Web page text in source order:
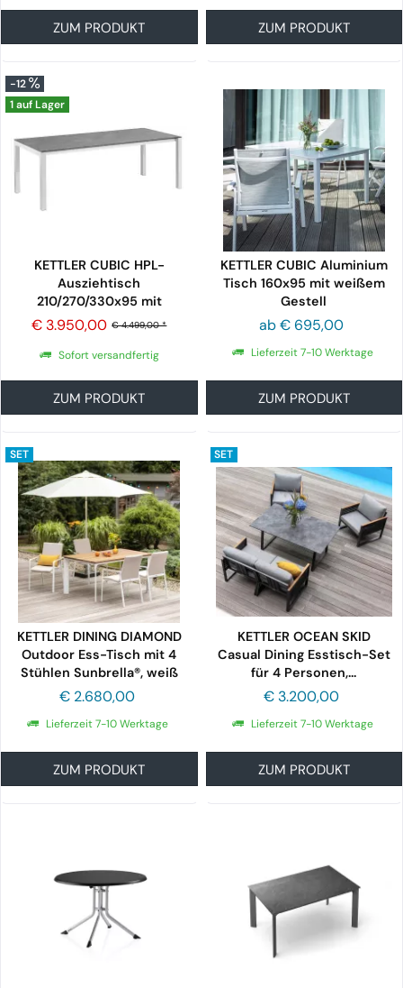
ZUM PRODUKT ZUM PRODUKT
-12
1 auf Lager
KETTLER CUBIC HPL-
Ausziehtisch
210/270/330x95 mit
Butterfly, silber/anthrazit
€ 4.499,00 *
€ 3.950,00
Sofort versandfertig
ZUM PRODUKT
KETTLER CUBIC Aluminium
Tisch 160x95 mit weißem
Gestell
ab € 695,00
Lieferzeit 7-10 Werktage
ZUM PRODUKT
SET
KETTLER DINING DIAMOND
Outdoor Ess-Tisch mit 4
Stühlen Sunbrella®, weiß
matt/...
€ 2.680,00
Lieferzeit 7-10 Werktage
ZUM PRODUKT
SET
KETTLER OCEAN SKID
Casual Dining Esstisch-Set
für 4 Personen,...
€ 3.200,00
Lieferzeit 7-10 Werktage
ZUM PRODUKT